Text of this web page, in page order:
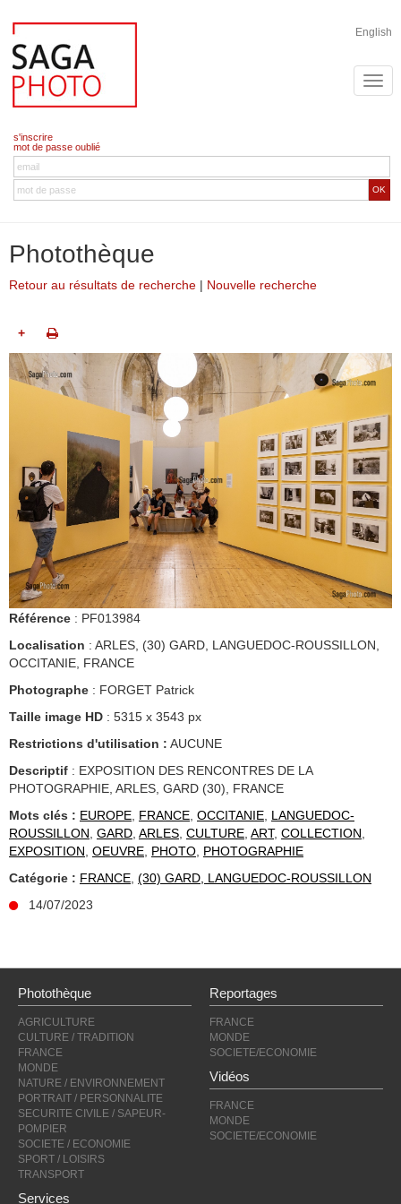
English
s'inscrire
mot de passe oublié
OK
Photothèque
Retour au résultats de recherche | Nouvelle recherche
+
Référence : PF013984
Localisation : ARLES, (30) GARD, LANGUEDOC-ROUSSILLON,
OCCITANIE, FRANCE
Photographe : FORGET Patrick
Taille image HD : 5315 x 3543 px
Restrictions d'utilisation : AUCUNE
Descriptif : EXPOSITION DES RENCONTRES DE LA
PHOTOGRAPHIE, ARLES, GARD (30), FRANCE
Mots clés : EUROPE, FRANCE, OCCITANIE, LANGUEDOC-
ROUSSILLON, GARD, ARLES, CULTURE, ART, COLLECTION,
EXPOSITION, OEUVRE, PHOTO, PHOTOGRAPHIE
Catégorie : FRANCE, (30) GARD, LANGUEDOC-ROUSSILLON
14/07/2023
Photothèque
AGRICULTURE
CULTURE / TRADITION
FRANCE
MONDE
NATURE / ENVIRONNEMENT
PORTRAIT / PERSONNALITE
SECURITE CIVILE / SAPEUR-
POMPIER
SOCIETE / ECONOMIE
SPORT / LOISIRS
TRANSPORT
Reportages
FRANCE
MONDE
SOCIETE/ECONOMIE
Vidéos
FRANCE
MONDE
SOCIETE/ECONOMIE
Services